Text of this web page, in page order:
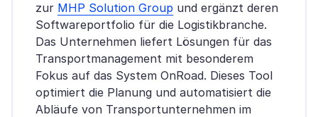
zur MHP Solution Group und ergänzt deren
Softwareportfolio für die Logistikbranche.
Das Unternehmen liefert Lösungen für das
Transportmanagement mit besonderem
Fokus auf das System OnRoad. Dieses Tool
optimiert die Planung und automatisiert die
Abläufe von Transportunternehmen im